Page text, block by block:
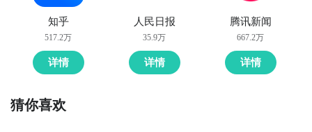
知乎
517.2万
详情
人民日报
35.9万
详情
腾讯新闻
667.2万
详情
猜你喜欢